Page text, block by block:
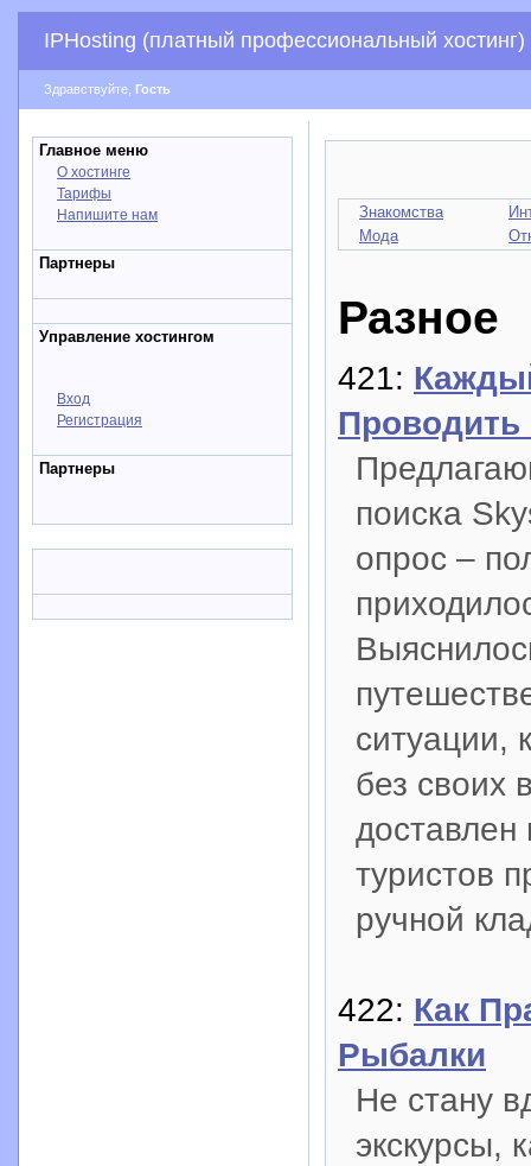
IPHosting (платный профессиональный хостинг)
Здравствуйте, Гость
Главное меню
О хостинге
Тарифы
Напишите нам
Партнеры
Управление хостингом
Вход
Регистрация
Партнеры
Знакомства
Мода
Разное
421:
Проводить
поиска
опрос –
ситуации,
без своих
туристов
ручной
422: Как
Рыбалки
Не стану
экскурсы,